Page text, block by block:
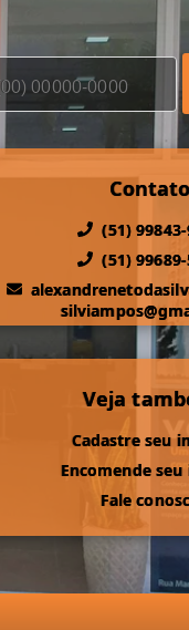
(51)
(51)
Veja
Cadastre seu
Encomende
Fale